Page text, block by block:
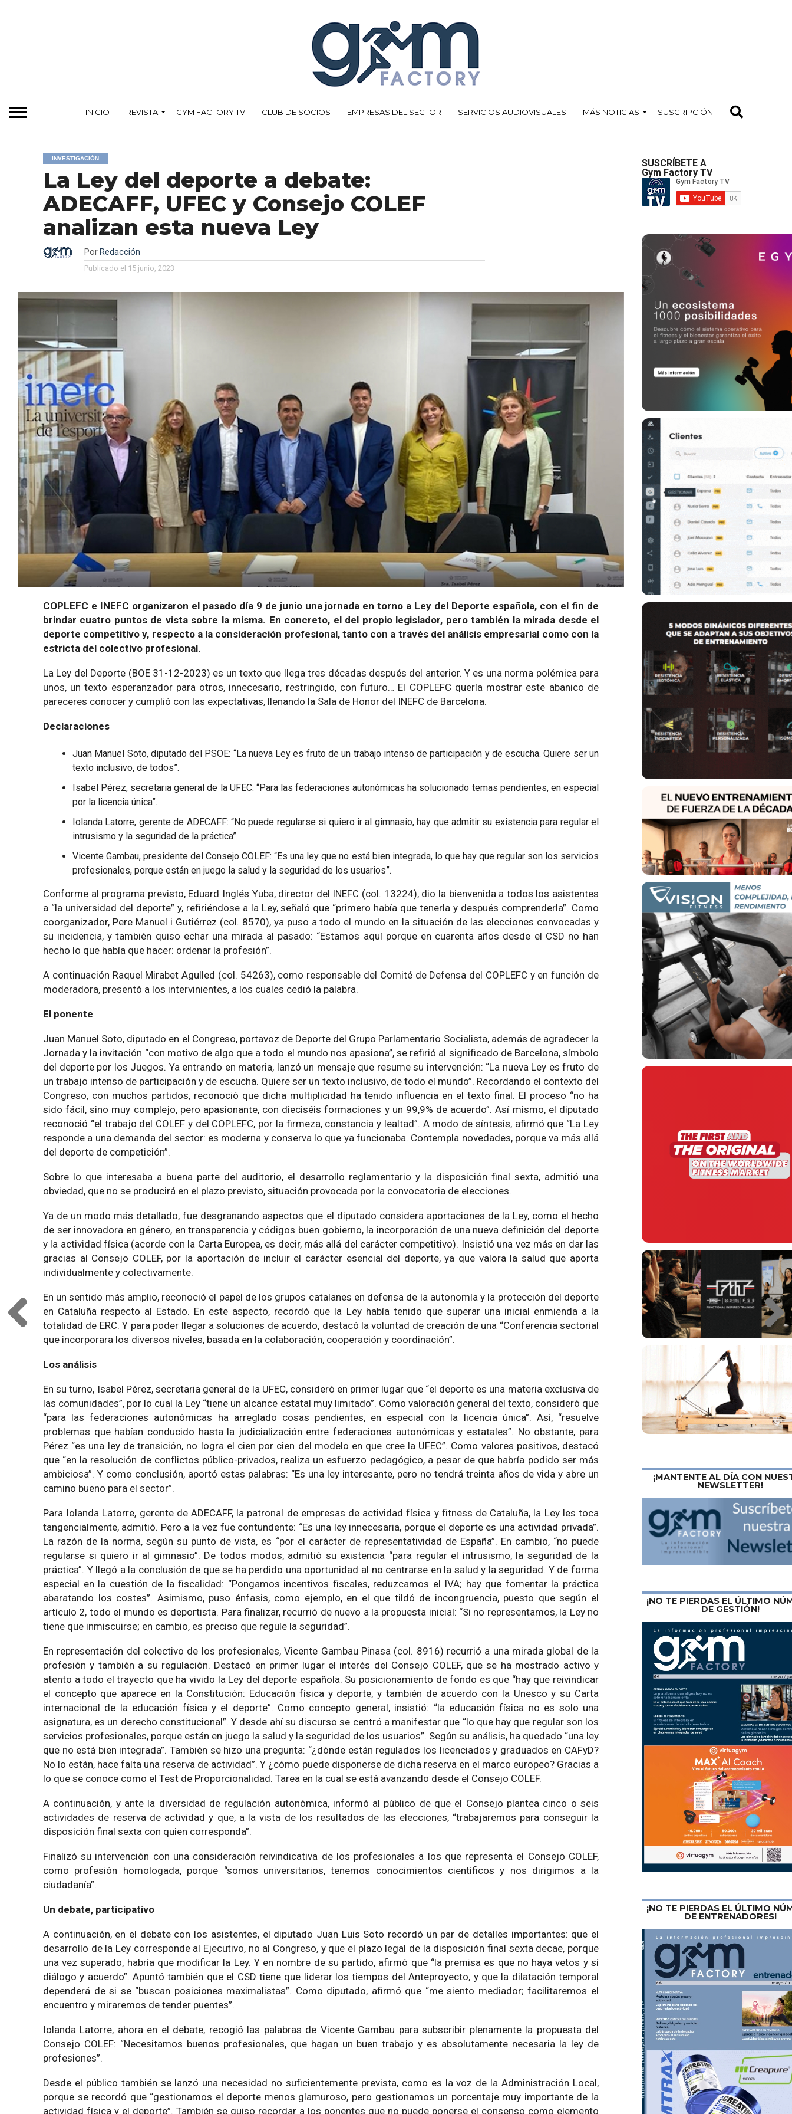
INICIO REVISTA GYM FACTORY TV CLUB DE SOCIOS EMPRESAS DEL SECTOR SERVICIOS AUDIOVISUALES MÁS NOTICIAS SUSCRIPCIÓN
INVESTIGACIÓN
La Ley del deporte a debate:
ADECAFF, UFEC y Consejo COLEF
analizan esta nueva Ley
Por Redacción
Publicado el 15 junio, 2023
COPLEFC e INEFC organizaron el pasado día 9 de junio una jornada en torno a Ley del Deporte española, con el fin de
brindar cuatro puntos de vista sobre la misma. En concreto, el del propio legislador, pero también la mirada desde el
deporte competitivo y, respecto a la consideración profesional, tanto con a través del análisis empresarial como con la
estricta del colectivo profesional.
La Ley del Deporte (BOE 31-12-2023) es un texto que llega tres décadas después del anterior. Y es una norma polémica para
unos, un texto esperanzador para otros, innecesario, restringido, con futuro… El COPLEFC quería mostrar este abanico de
pareceres conocer y cumplió con las expectativas, llenando la Sala de Honor del INEFC de Barcelona.
Declaraciones
Juan Manuel Soto, diputado del PSOE: “La nueva Ley es fruto de un trabajo intenso de participación y de escucha. Quiere ser un
texto inclusivo, de todos”.
Isabel Pérez, secretaria general de la UFEC: “Para las federaciones autonómicas ha solucionado temas pendientes, en especial
por la licencia única”.
Iolanda Latorre, gerente de ADECAFF: “No puede regularse si quiero ir al gimnasio, hay que admitir su existencia para regular el
intrusismo y la seguridad de la práctica”.
Vicente Gambau, presidente del Consejo COLEF: “Es una ley que no está bien integrada, lo que hay que regular son los servicios
profesionales, porque están en juego la salud y la seguridad de los usuarios”.
Conforme al programa previsto, Eduard Inglés Yuba, director del INEFC (col. 13224), dio la bienvenida a todos los asistentes
a “la universidad del deporte” y, refiriéndose a la Ley, señaló que “primero había que tenerla y después comprenderla”. Como
coorganizador, Pere Manuel i Gutiérrez (col. 8570), ya puso a todo el mundo en la situación de las elecciones convocadas y
su incidencia, y también quiso echar una mirada al pasado: “Estamos aquí porque en cuarenta años desde el CSD no han
hecho lo que había que hacer: ordenar la profesión”.
A continuación Raquel Mirabet Agulled (col. 54263), como responsable del Comité de Defensa del COPLEFC y en función de
moderadora, presentó a los intervinientes, a los cuales cedió la palabra.
El ponente
Juan Manuel Soto, diputado en el Congreso, portavoz de Deporte del Grupo Parlamentario Socialista, además de agradecer la
Jornada y la invitación “con motivo de algo que a todo el mundo nos apasiona”, se refirió al significado de Barcelona, símbolo
del deporte por los Juegos. Ya entrando en materia, lanzó un mensaje que resume su intervención: “La nueva Ley es fruto de
un trabajo intenso de participación y de escucha. Quiere ser un texto inclusivo, de todo el mundo”. Recordando el contexto del
Congreso, con muchos partidos, reconoció que dicha multiplicidad ha tenido influencia en el texto final. El proceso “no ha
sido fácil, sino muy complejo, pero apasionante, con dieciséis formaciones y un 99,9% de acuerdo”. Así mismo, el diputado
reconoció “el trabajo del COLEF y del COPLEFC, por la firmeza, constancia y lealtad”. A modo de síntesis, afirmó que “La Ley
responde a una demanda del sector: es moderna y conserva lo que ya funcionaba. Contempla novedades, porque va más allá
del deporte de competición”.
Sobre lo que interesaba a buena parte del auditorio, el desarrollo reglamentario y la disposición final sexta, admitió una
obviedad, que no se producirá en el plazo previsto, situación provocada por la convocatoria de elecciones.
Ya de un modo más detallado, fue desgranando aspectos que el diputado considera aportaciones de la Ley, como el hecho
de ser innovadora en género, en transparencia y códigos buen gobierno, la incorporación de una nueva definición del deporte
y la actividad física (acorde con la Carta Europea, es decir, más allá del carácter competitivo). Insistió una vez más en dar las
gracias al Consejo COLEF, por la aportación de incluir el carácter esencial del deporte, ya que valora la salud que aporta
individualmente y colectivamente.
En un sentido más amplio, reconoció el papel de los grupos catalanes en defensa de la autonomía y la protección del deporte
en Cataluña respecto al Estado. En este aspecto, recordó que la Ley había tenido que superar una inicial enmienda a la
totalidad de ERC. Y para poder llegar a soluciones de acuerdo, destacó la voluntad de creación de una “Conferencia sectorial
que incorporara los diversos niveles, basada en la colaboración, cooperación y coordinación”.
Los análisis
En su turno, Isabel Pérez, secretaria general de la UFEC, consideró en primer lugar que “el deporte es una materia exclusiva de
las comunidades”, por lo cual la Ley “tiene un alcance estatal muy limitado”. Como valoración general del texto, consideró que
“para las federaciones autonómicas ha arreglado cosas pendientes, en especial con la licencia única”. Así, “resuelve
problemas que habían conducido hasta la judicialización entre federaciones autonómicas y estatales”. No obstante, para
Pérez “es una ley de transición, no logra el cien por cien del modelo en que cree la UFEC”. Como valores positivos, destacó
que “en la resolución de conflictos público-privados, realiza un esfuerzo pedagógico, a pesar de que habría podido ser más
ambiciosa”. Y como conclusión, aportó estas palabras: “Es una ley interesante, pero no tendrá treinta años de vida y abre un
camino bueno para el sector”.
Para Iolanda Latorre, gerente de ADECAFF, la patronal de empresas de actividad física y fitness de Cataluña, la Ley les toca
tangencialmente, admitió. Pero a la vez fue contundente: “Es una ley innecesaria, porque el deporte es una actividad privada”.
La razón de la norma, según su punto de vista, es “por el carácter de representatividad de España”. En cambio, “no puede
regularse si quiero ir al gimnasio”. De todos modos, admitió su existencia “para regular el intrusismo, la seguridad de la
práctica”. Y llegó a la conclusión de que se ha perdido una oportunidad al no centrarse en la salud y la seguridad. Y de forma
especial en la cuestión de la fiscalidad: “Pongamos incentivos fiscales, reduzcamos el IVA; hay que fomentar la práctica
abaratando los costes”. Asimismo, puso énfasis, como ejemplo, en el que tildó de incongruencia, puesto que según el
artículo 2, todo el mundo es deportista. Para finalizar, recurrió de nuevo a la propuesta inicial: “Si no representamos, la Ley no
tiene que inmiscuirse; en cambio, es preciso que regule la seguridad”.
En representación del colectivo de los profesionales, Vicente Gambau Pinasa (col. 8916) recurrió a una mirada global de la
profesión y también a su regulación. Destacó en primer lugar el interés del Consejo COLEF, que se ha mostrado activo y
atento a todo el trayecto que ha vivido la Ley del deporte española. Su posicionamiento de fondo es que “hay que reivindicar
el concepto que aparece en la Constitución: Educación física y deporte, y también de acuerdo con la Unesco y su Carta
internacional de la educación física y el deporte”. Como concepto general, insistió: “la educación física no es solo una
asignatura, es un derecho constitucional”. Y desde ahí su discurso se centró a manifestar que “lo que hay que regular son los
servicios profesionales, porque están en juego la salud y la seguridad de los usuarios”. Según su análisis, ha quedado “una ley
que no está bien integrada”. También se hizo una pregunta: “¿dónde están regulados los licenciados y graduados en CAFyD?
No lo están, hace falta una reserva de actividad”. Y ¿cómo puede disponerse de dicha reserva en el marco europeo? Gracias a
lo que se conoce como el Test de Proporcionalidad. Tarea en la cual se está avanzando desde el Consejo COLEF.
A continuación, y ante la diversidad de regulación autonómica, informó al público de que el Consejo plantea cinco o seis
actividades de reserva de actividad y que, a la vista de los resultados de las elecciones, “trabajaremos para conseguir la
disposición final sexta con quien corresponda”.
Finalizó su intervención con una consideración reivindicativa de los profesionales a los que representa el Consejo COLEF,
como profesión homologada, porque “somos universitarios, tenemos conocimientos científicos y nos dirigimos a la
ciudadanía”.
Un debate, participativo
A continuación, en el debate con los asistentes, el diputado Juan Luis Soto recordó un par de detalles importantes: que el
desarrollo de la Ley corresponde al Ejecutivo, no al Congreso, y que el plazo legal de la disposición final sexta decae, porque
una vez superado, habría que modificar la Ley. Y en nombre de su partido, afirmó que “la premisa es que no haya vetos y sí
diálogo y acuerdo”. Apuntó también que el CSD tiene que liderar los tiempos del Anteproyecto, y que la dilatación temporal
dependerá de si se “buscan posiciones maximalistas”. Como diputado, afirmó que “me siento mediador; facilitaremos el
encuentro y miraremos de tender puentes”.
Iolanda Latorre, ahora en el debate, recogió las palabras de Vicente Gambau para subscribir plenamente la propuesta del
Consejo COLEF: “Necesitamos buenos profesionales, que hagan un buen trabajo y es absolutamente necesaria la ley de
profesiones”.
Desde el público también se lanzó una necesidad no suficientemente prevista, como es la voz de la Administración Local,
porque se recordó que “gestionamos el deporte menos glamuroso, pero gestionamos un porcentaje muy importante de la
actividad física y el deporte”. También se quiso recordar a los ponentes que no puede ponerse el consenso como elemento
SUSCRÍBETE A
Gym Factory TV
¡MANTENTE AL DÍA CON
NEWSLETTER!
¡NO TE PIERDAS EL ÚLTIMO
DE GESTIÓN!
¡NO TE PIERDAS EL ÚLTIMO
DE ENTRENADORES!